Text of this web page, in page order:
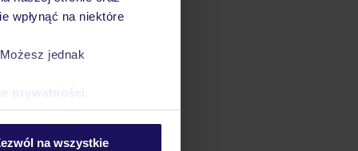
wpłynąć na niektóre
jednak
prywatności
na wszystkie